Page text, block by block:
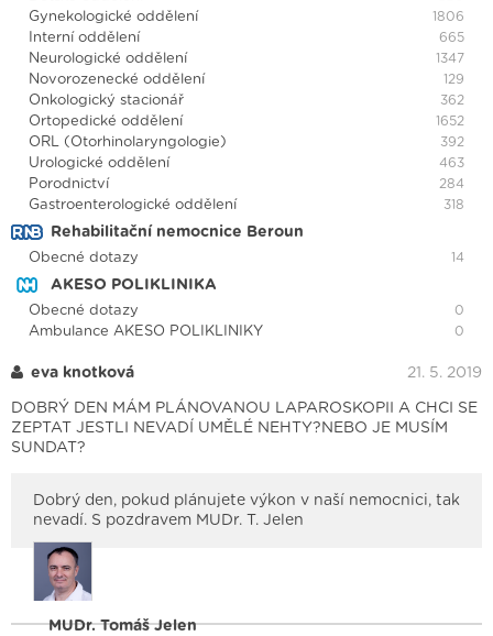
Gynekologické oddělení 1806
Interní oddělení 665
Neurologické oddělení 1347
Novorozenecké oddělení 129
Onkologický stacionář 362
Ortopedické oddělení 1652
ORL (Otorhinolaryngologie) 392
Urologické oddělení 463
Porodnictví 284
Gastroenterologické oddělení 318
Rehabilitační nemocnice Beroun
Obecné dotazy 14
AKESO POLIKLINIKA
Obecné dotazy 0
Ambulance AKESO POLIKLINIKY 0
eva knotková 21. 5. 2019
DOBRÝ DEN MÁM PLÁNOVANOU LAPAROSKOPII A CHCI SE
ZEPTAT JESTLI NEVADÍ UMĚLÉ NEHTY?NEBO JE MUSÍM
SUNDAT?
Dobrý den, pokud plánujete výkon v naší nemocnici, tak
nevadí. S pozdravem MUDr. T. Jelen
MUDr. Tomáš Jelen